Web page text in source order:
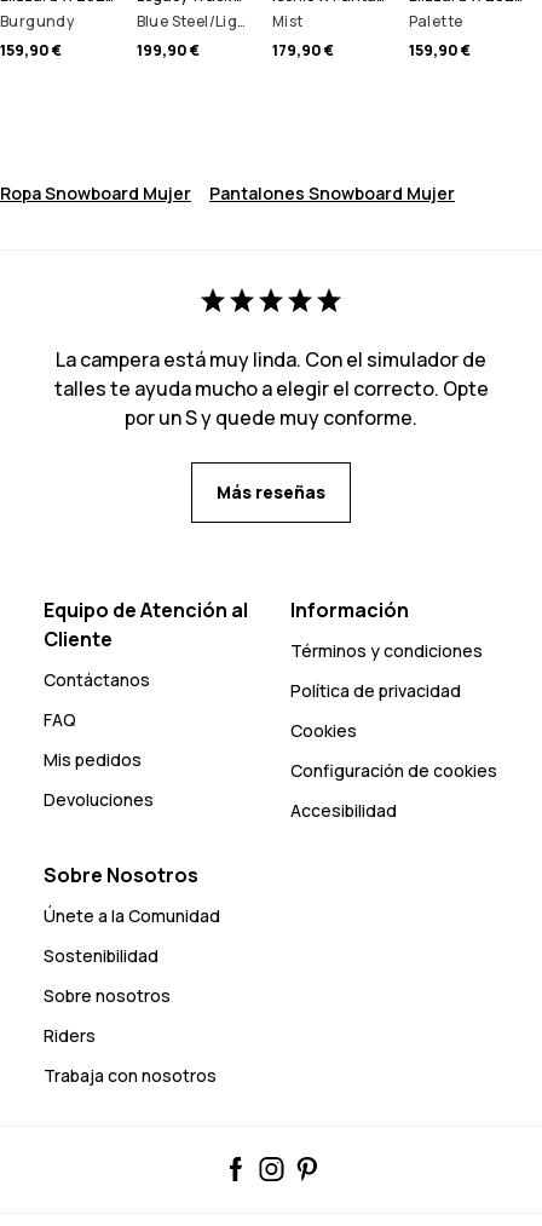
Burgundy
159,90 €
Blue Steel/Light Grey/Soft Pink/Greenish
199,90 €
Mist
179,90 €
Palette
159,90 €
Ropa Snowboard Mujer Pantalones Snowboard Mujer
La campera está muy linda. Con el simulador de
talles te ayuda mucho a elegir el correcto. Opte
por un S y quede muy conforme.
Más reseñas
Equipo de Atención al
Cliente
Contáctanos
FAQ
Mis pedidos
Devoluciones
Información
Términos y condiciones
Política de privacidad
Cookies
Configuración de cookies
Accesibilidad
Sobre Nosotros
Únete a la Comunidad
Sostenibilidad
Sobre nosotros
Riders
Trabaja con nosotros